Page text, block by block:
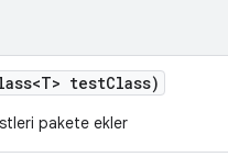
testClass)
pakete ekler